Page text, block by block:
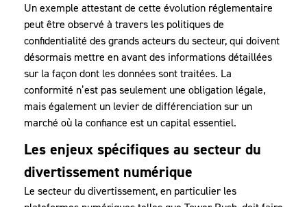
Un exemple attestant de cette évolution réglementaire
peut être observé à travers les politiques de
confidentialité des grands acteurs du secteur, qui doivent
désormais mettre en avant des informations détaillées
sur la façon dont les données sont traitées. La
conformité n’est pas seulement une obligation légale,
mais également un levier de différenciation sur un
marché où la confiance est un capital essentiel.
Les enjeux spécifiques au secteur du
divertissement numérique
Le secteur du divertissement, en particulier les